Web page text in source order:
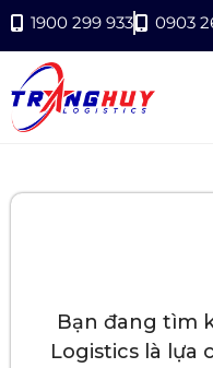
1900 299 933 0903
Bạn đang tìm
Logistics là lựa